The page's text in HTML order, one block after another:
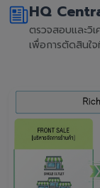
HQ
ตรวจสอบและวิ
เพื่อการตัดสินใจ